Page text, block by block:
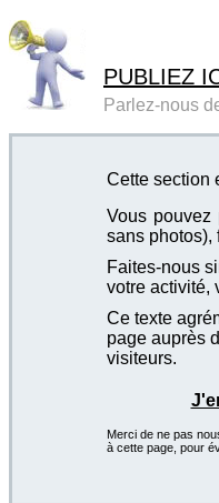
PUBLIEZ
Parlez-nous
Cette section
Vous pouvez
sans photos),
Faites-nous
votre activité,
Ce texte
page auprès
visiteurs.
Merci de ne pas
à cette page, pour